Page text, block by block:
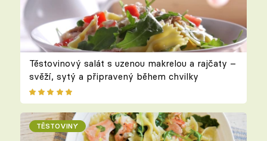
Těstovinový salát s uzenou makrelou a rajčaty –
svěží, sytý a připravený během chvilky
TĚSTOVINY